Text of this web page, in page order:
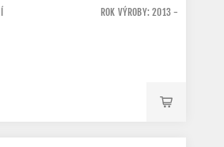
ROK VÝROBY: 2013 -